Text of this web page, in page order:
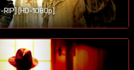
[HD-1080p]